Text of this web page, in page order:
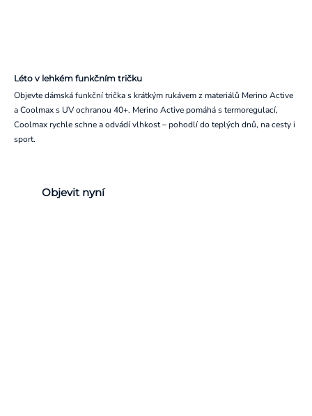
Léto v lehkém funkčním tričku
Objevte dámská funkční trička s krátkým rukávem z materiálů Merino Active
a Coolmax s UV ochranou 40+. Merino Active pomáhá s termoregulací,
Coolmax rychle schne a odvádí vlhkost – pohodlí do teplých dnů, na cesty i
sport.
Objevit nyní